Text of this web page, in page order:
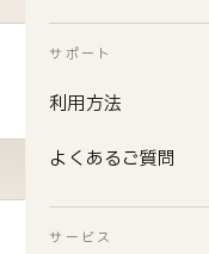
サポート
利用方法
よくあるご質問
サービス
対応規格